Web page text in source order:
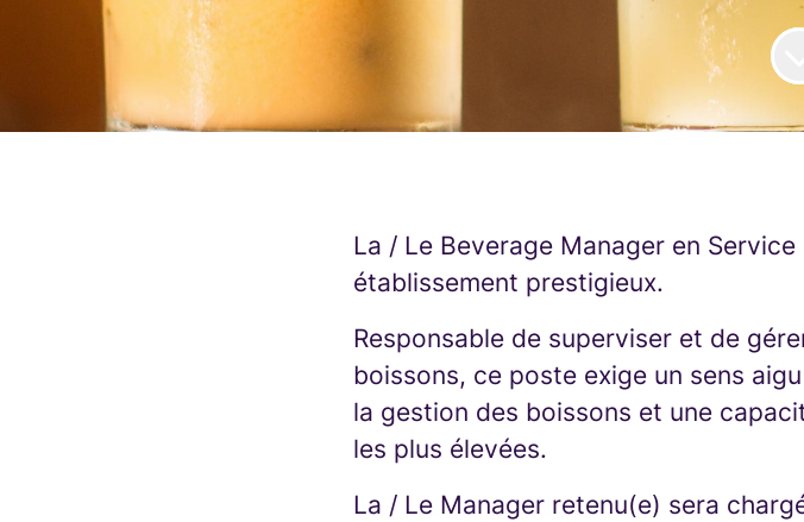
La / Le Beverage Manager en
établissement prestigieux.
Responsable de superviser et de
boissons, ce poste exige un sens
la gestion des boissons et une
les plus élevées.
La / Le Manager retenu(e) sera